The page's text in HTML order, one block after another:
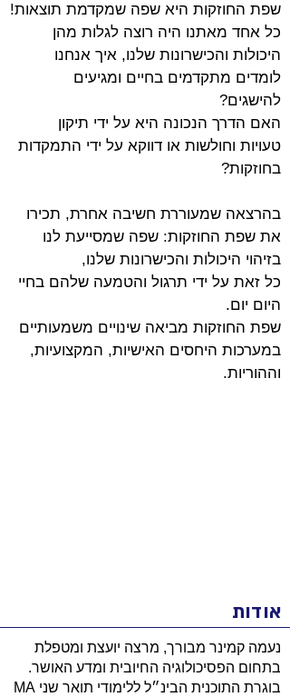
שפת החוזקות היא שפה שמקדמת תוצאות!
כל אחד מאתנו היה רוצה לגלות מהן
היכולות והכישרונות שלנו, איך אנחנו
לומדים מתקדמים בחיים ומגיעים
להישגים?
האם הדרך הנכונה היא על ידי תיקון
טעויות וחולשות או דווקא על ידי התמקדות
בחוזקות?
בהרצאה שמעוררת חשיבה אחרת, תכירו
את שפת החוזקות: שפה שמסייעת לנו
בזיהוי היכולות והכישרונות שלנו,
כל זאת על ידי תרגול והטמעה שלהם בחיי
היום יום.
שפת החוזקות מביאה שינויים משמעותיים
במערכות היחסים האישיות, המקצועיות,
וההוריות.
אודות
נעמה קמינר מבורך, מרצה יועצת ומטפלת
בתחום הפסיכולוגיה החיובית ומדע האושר.
בוגרת התוכנית הבינ״ל ללימודי תואר שני MA